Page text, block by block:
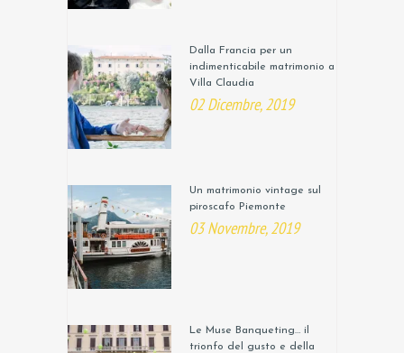
Dalla Francia per un
indimenticabile matrimonio a
Villa Claudia
02 Dicembre, 2019
Un matrimonio vintage sul
piroscafo Piemonte
03 Novembre, 2019
Le Muse Banqueting… il
trionfo del gusto e della